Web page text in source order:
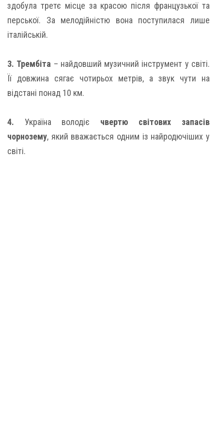
здобула третє місце за красою після французької та
перської. За мелодійністю вона поступилася лише
італійській.
3. Трембіта – найдовший музичний інструмент у світі.
Її довжина сягає чотирьох метрів, а звук чути на
відстані понад 10 км.
4. Україна володіє чвертю світових запасів
чорнозему, який вважається одним із найродючіших у
світі.